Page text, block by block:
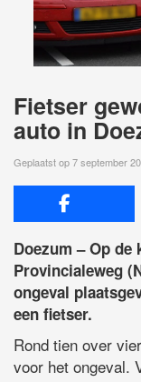
Fietser
auto in
Geplaatst op 7 september
Doezum – Op
Provincialeweg
ongeval
een fietser.
Rond tien over
voor het ongeval.